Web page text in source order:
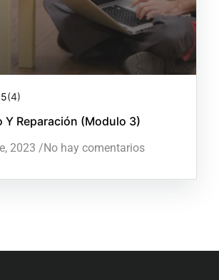
5(4)
Y Reparación (Modulo 3)
2023 /No hay comentarios